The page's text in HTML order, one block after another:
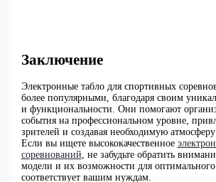
Заключение
Электронные табло для спортивных
более популярными, благодаря своим
и функциональности. Они помогают
события на профессиональном уровне,
зрителей и создавая необходимую
Если вы ищете высококачественное
соревнований, не забудьте обратить
модели и их возможности для
соответствует вашим нуждам.